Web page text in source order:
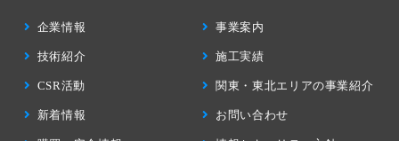
企業情報 事業案内
技術紹介 施工実績
CSR活動 関東・東北エリアの事業紹介
新着情報 お問い合わせ